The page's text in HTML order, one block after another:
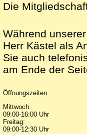
Die
Während
Herr Kästel als
Sie auch
am Ende der
Öffnungszeiten
Mittwoch:
09:00-16:00 Uhr
Freitag:
09:00-12:30 Uhr